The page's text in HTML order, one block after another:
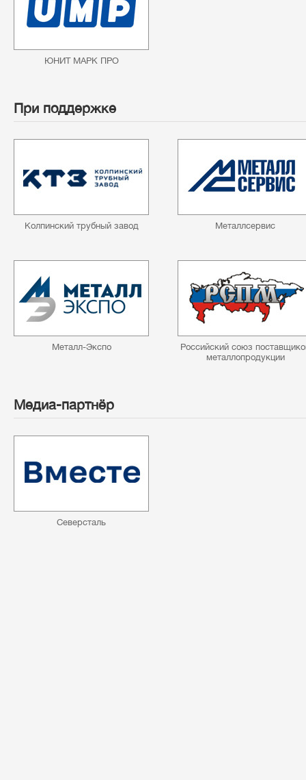
ЮНИТ МАРК ПРО
При поддержке
Колпинский трубный завод Металлсервис
Металл-Экспо
Российский союз
металлопродукции
Медиа-партнёр
Северсталь